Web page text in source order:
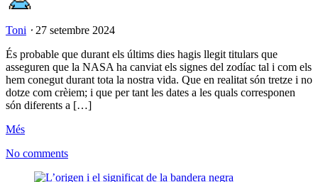
Toni ⋅ 27 setembre 2024
És probable que durant els últims dies hagis llegit titulars que
asseguren que la NASA ha canviat els signes del zodíac tal i com els
hem conegut durant tota la nostra vida. Que en realitat són tretze i no
dotze com crèiem; i que per tant les dates a les quals corresponen
són diferents a […]
Més
No comments